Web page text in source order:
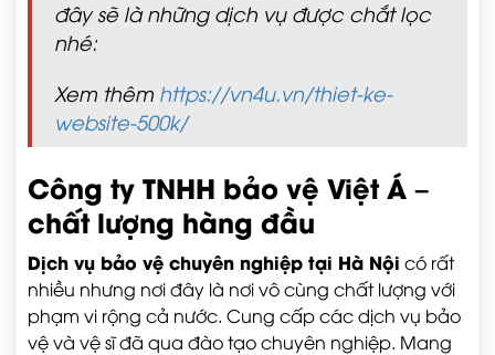
đây sẽ là những dịch vụ được chắt lọc
nhé:
Xem thêm https://vn4u.vn/thiet-ke-
website-500k/
Công ty TNHH bảo vệ Việt Á –
chất lượng hàng đầu
Dịch vụ bảo vệ chuyên nghiệp tại Hà Nội có rất
nhiều nhưng nơi đây là nơi vô cùng chất lượng với
phạm vi rộng cả nước. Cung cấp các dịch vụ bảo
vệ và vệ sĩ đã qua đào tạo chuyên nghiệp. Mang